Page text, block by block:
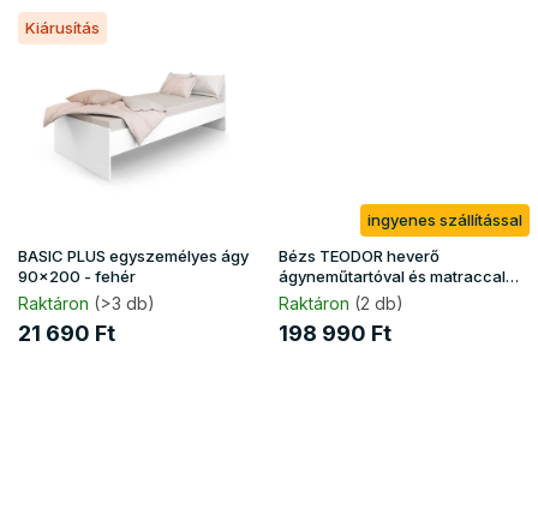
Kiárusítás
BASIC PLUS egyszemélyes ágy
90x200 - fehér
Raktáron (>3 db)
21 690 Ft
ingyenes szállítással
Bézs TEODOR heverő
ágyneműtartóval és matraccal
90x200
Raktáron (2 db)
198 990 Ft